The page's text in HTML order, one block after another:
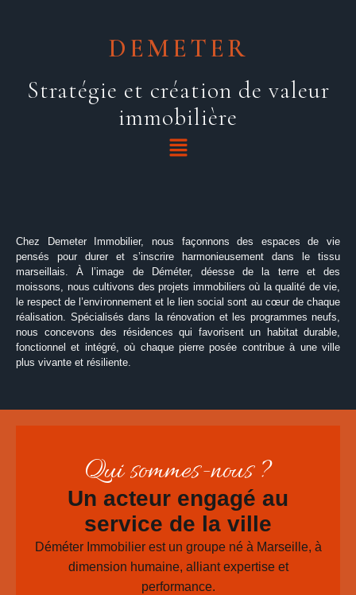
contenu
DEMETER
Stratégie et création de valeur
immobilière
Chez Demeter Immobilier, nous façonnons des espaces de vie
pensés pour durer et s’inscrire harmonieusement dans le tissu
marseillais. À l’image de Déméter, déesse de la terre et des
moissons, nous cultivons des projets immobiliers où la qualité de vie,
le respect de l’environnement et le lien social sont au cœur de chaque
réalisation. Spécialisés dans la rénovation et les programmes neufs,
nous concevons des résidences qui favorisent un habitat durable,
fonctionnel et intégré, où chaque pierre posée contribue à une ville
plus vivante et résiliente.
Qui sommes-nous ?
Un acteur engagé au
service de la ville
Déméter Immobilier est un groupe né à Marseille, à
dimension humaine, alliant expertise et
performance.